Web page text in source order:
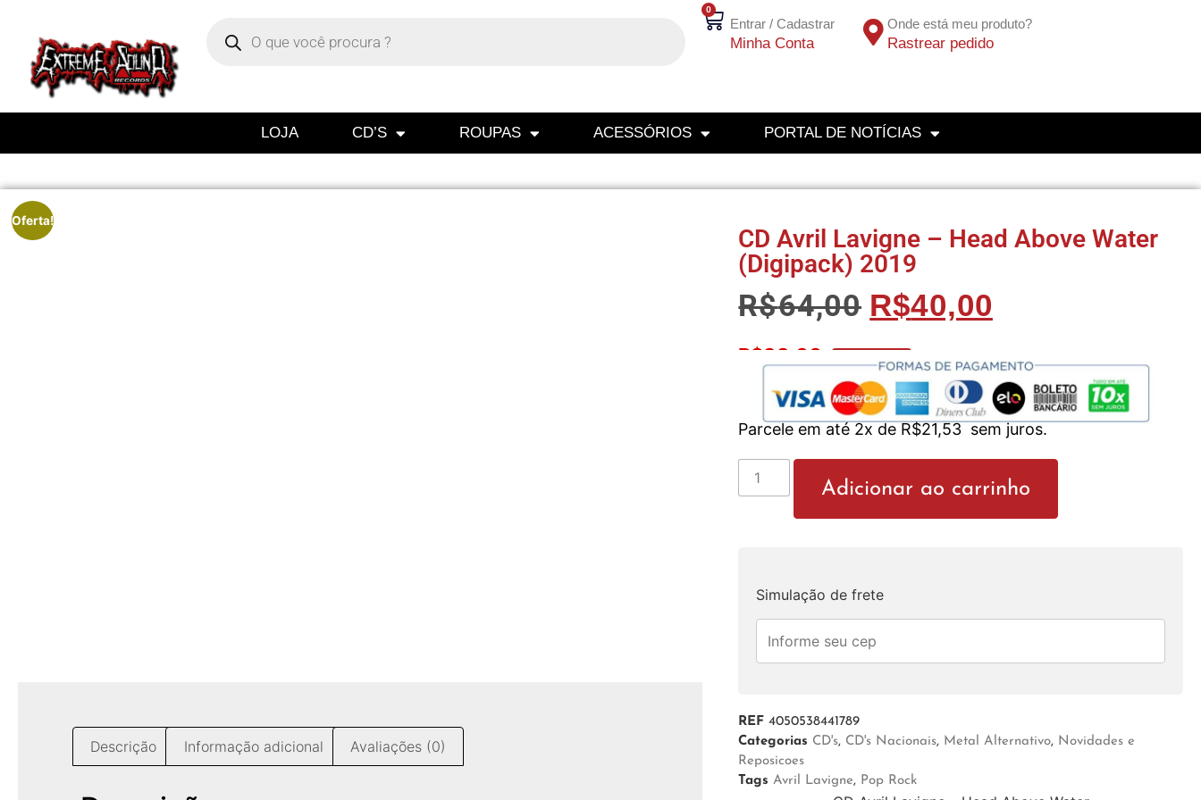
0
Entrar / Cadastrar
Minha Conta
Onde está meu produto?
Rastrear pedido
LOJA CD’S ROUPAS ACESSÓRIOS PORTAL DE NOTÍCIAS
Oferta!
Descrição Informação adicional Avaliações (0)
CD Avril Lavigne – Head Above Water
(Digipack) 2019
R$64,00 R$40,00
R$38,00
Parcele em até 2x de R$21,53 sem juros.
Adicionar ao carrinho
Simulação de frete
REF4050538441789
Categorias CD's, CD's Nacionais, Metal Alternativo, Novidades e
Reposicoes
Tags Avril Lavigne, Pop Rock